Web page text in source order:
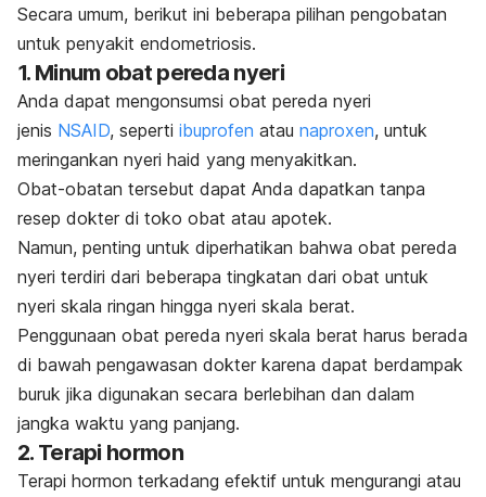
Secara umum, berikut ini beberapa pilihan pengobatan
untuk penyakit endometriosis.
1. Minum obat pereda nyeri
Anda dapat mengonsumsi obat pereda nyeri
jenis NSAID, seperti ibuprofen atau naproxen, untuk
meringankan nyeri haid yang menyakitkan.
Obat-obatan tersebut dapat Anda dapatkan tanpa
resep dokter di toko obat atau apotek.
Namun, penting untuk diperhatikan bahwa obat pereda
nyeri terdiri dari beberapa tingkatan dari obat untuk
nyeri skala ringan hingga nyeri skala berat.
Penggunaan obat pereda nyeri skala berat harus berada
di bawah pengawasan dokter karena dapat berdampak
buruk jika digunakan secara berlebihan dan dalam
jangka waktu yang panjang.
2. Terapi hormon
Terapi hormon terkadang efektif untuk mengurangi atau